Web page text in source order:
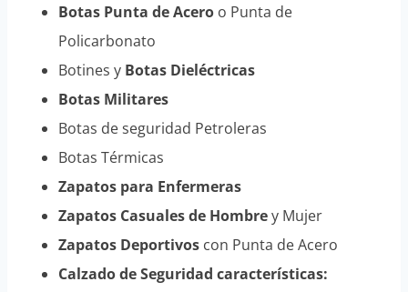
Botas Punta de Acero o Punta de
Policarbonato
Botines y Botas Dieléctricas
Botas Militares
Botas de seguridad Petroleras
Botas Térmicas
Zapatos para Enfermeras
Zapatos Casuales de Hombrey Mujer
Zapatos Deportivos con Punta de Acero
Calzado de Seguridad características: